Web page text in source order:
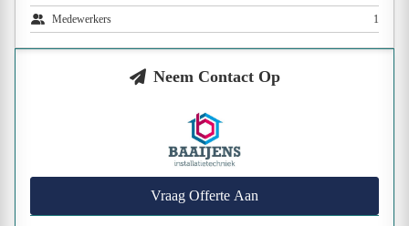
Medewerkers 1
Neem Contact Op
Vraag Offerte Aan